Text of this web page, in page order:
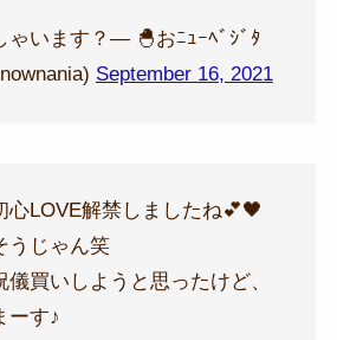
ゃいます？— 🐣おﾆｭｰﾍﾞｼﾞﾀ
September 16, 2021
心LOVE解禁しましたね💕🖤
うじゃん笑
儀買いしようと思ったけど、
ーす♪